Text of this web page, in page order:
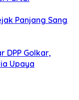
Panjang Sang
DPP Golkar,
Upaya